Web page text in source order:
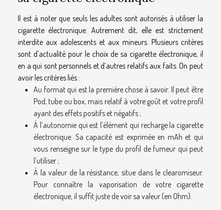
Il est à noter que seuls les adultes sont autorisés à utiliser la
cigarette électronique. Autrement dit, elle est strictement
interdite aux adolescents et aux mineurs. Plusieurs critères
sont d’actualité pour le choix de sa cigarette électronique, il
en a qui sont personnels et d’autres relatifs aux faits. On peut
avoir les critères liés :
Au format qui est la première chose à savoir. Il peut être
Pod, tube ou box, mais relatif à votre goût et votre profil
ayant des effets positifs et négatifs ;
À l’autonomie qui est l’élément qui recharge la cigarette
électronique. Sa capacité est exprimée en mAh et qui
vous renseigne sur le type du profil de fumeur qui peut
l’utiliser ;
À la valeur de la résistance, situe dans le clearomiseur.
Pour connaître la vaporisation de votre cigarette
électronique, il suffit juste de voir sa valeur (en Ohm).